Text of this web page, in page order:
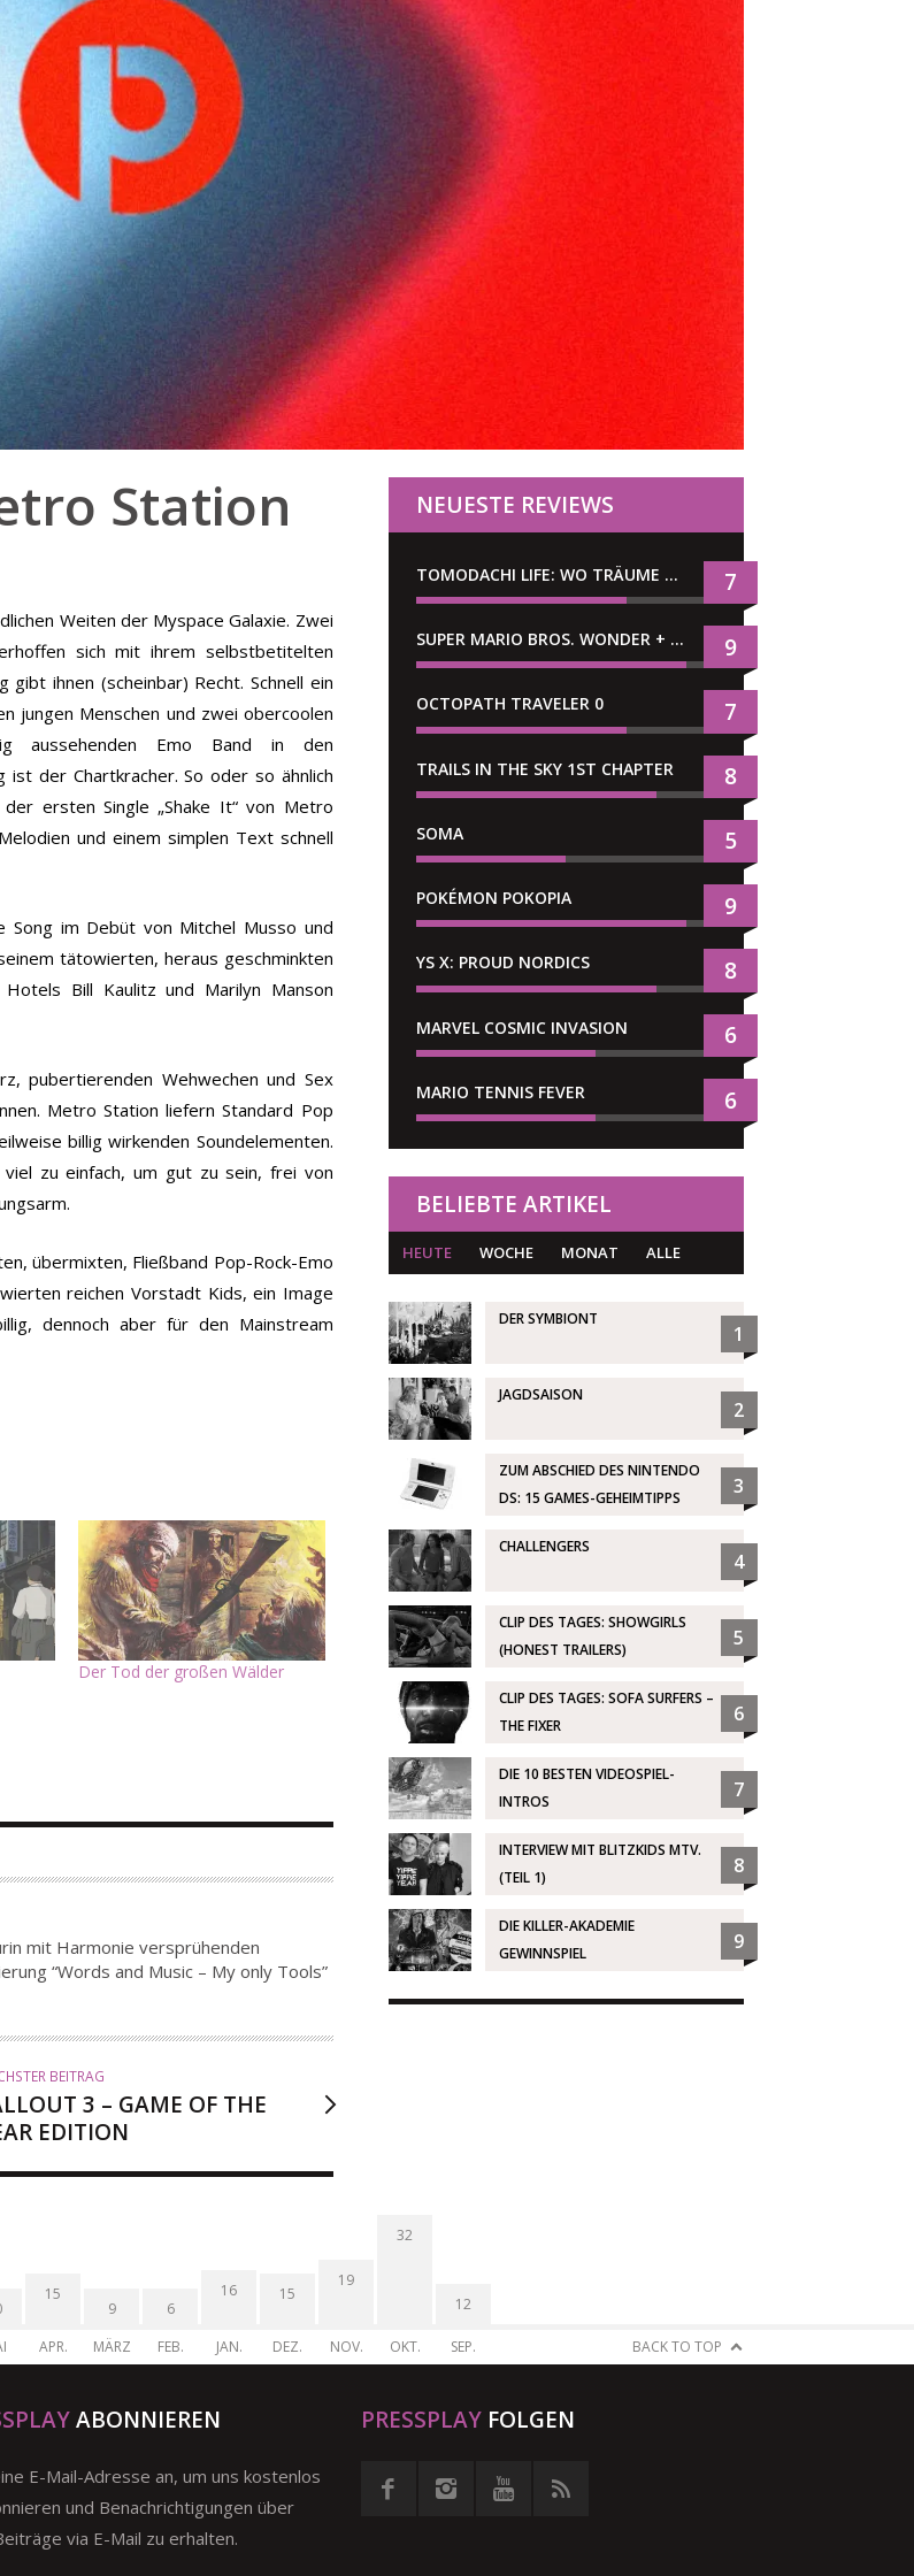
Station
Weiten der Myspace Galaxie. Zwei
sich mit ihrem selbstbetitelten
gibt ihnen (scheinbar) Recht. Schnell ein
jungen Menschen und zwei obercoolen
aussehenden Emo Band in den
der Chartkracher. So oder so ähnlich
ersten Single „Shake It“ von Metro
und einem simplen Text schnell
im Debüt von Mitchel Musso und
tätowierten, heraus geschminkten
Bill Kaulitz und Marilyn Manson
pubertierenden Wehwechen und Sex
Metro Station liefern Standard Pop
billig wirkenden Soundelementen.
viel zu einfach, um gut zu sein, frei von
übermixten, Fließband Pop-Rock-Emo
reichen Vorstadt Kids, ein Image
dennoch aber für den Mainstream
Der Tod der großen Wälder
mit Harmonie versprühenden
“Words and Music – My only Tools”
BEITRAG
3 – GAME OF THE
EDITION
NEUESTE REVIEWS
TOMODACHI LIFE: WO TRÄUME WAHR WERDEN 7
SUPER MARIO BROS. WONDER + GEMEINSAM IM BELLABEL-PARK 9
OCTOPATH TRAVELER 0 7
TRAILS IN THE SKY 1ST CHAPTER 8
SOMA 5
POKÉMON POKOPIA 9
YS X: PROUD NORDICS 8
MARVEL COSMIC INVASION 6
MARIO TENNIS FEVER 6
BELIEBTE ARTIKEL
HEUTE WOCHE MONAT ALLE
DER SYMBIONT
1
JAGDSAISON
2
ZUM ABSCHIED DES NINTENDO
DS: 15 GAMES-GEHEIMTIPPS
3
CHALLENGERS
4
CLIP DES TAGES: SHOWGIRLS
(HONEST TRAILERS)
5
CLIP DES TAGES: SOFA SURFERS –
THE FIXER
6
DIE 10 BESTEN VIDEOSPIEL-
INTROS
7
INTERVIEW MIT BLITZKIDS MTV.
(TEIL 1)
8
DIE KILLER-AKADEMIE
GEWINNSPIEL
9
15
APR.
9
MÄRZ
6
FEB.
16
JAN.
15
DEZ.
19
NOV.
32
OKT.
12
SEP. BACK TO TOP
ABONNIEREN
E-Mail-Adresse an, um uns kostenlos
und Benachrichtigungen über
via E-Mail zu erhalten.
PRESSPLAYFOLGEN